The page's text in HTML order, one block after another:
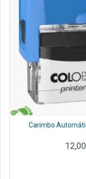
Carimbo